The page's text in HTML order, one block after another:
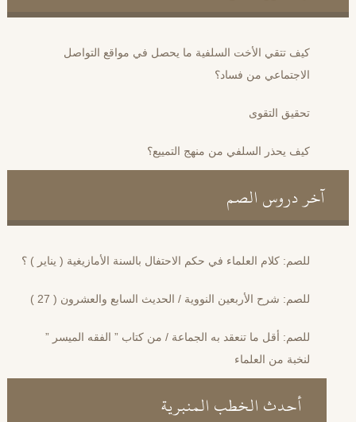
كيف تتقي الأخت السلفية ما يحصل في مواقع التواصل
الاجتماعي من فساد؟
تحقيق التقوى
كيف يحذر السلفي من منهج التمييع؟
آخر دروس الصم
للصم: كلام العلماء في حكم الاحتفال بالسنة الأمازيغية ( يناير ) ؟
للصم: شرح الأربعين النووية / الحديث السابع والعشرون ( 27 )
للصم: أقل ما تنعقد به الجماعة / من كتاب ” الفقه الميسر ”
لنخبة من العلماء
أحدث الخطب المنبرية